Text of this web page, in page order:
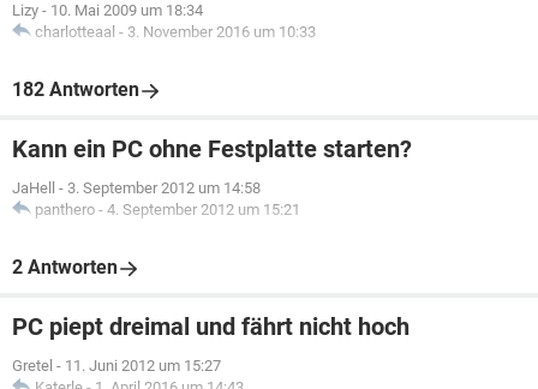
Lizy - 10. Mai 2009 um 18:34
charlotteaal - 3. November 2016 um 10:33
182 Antworten
Kann ein PC ohne Festplatte starten?
JaHell - 3. September 2012 um 14:58
panthero - 4. September 2012 um 15:21
2 Antworten
PC piept dreimal und fährt nicht hoch
Gretel - 11. Juni 2012 um 15:27